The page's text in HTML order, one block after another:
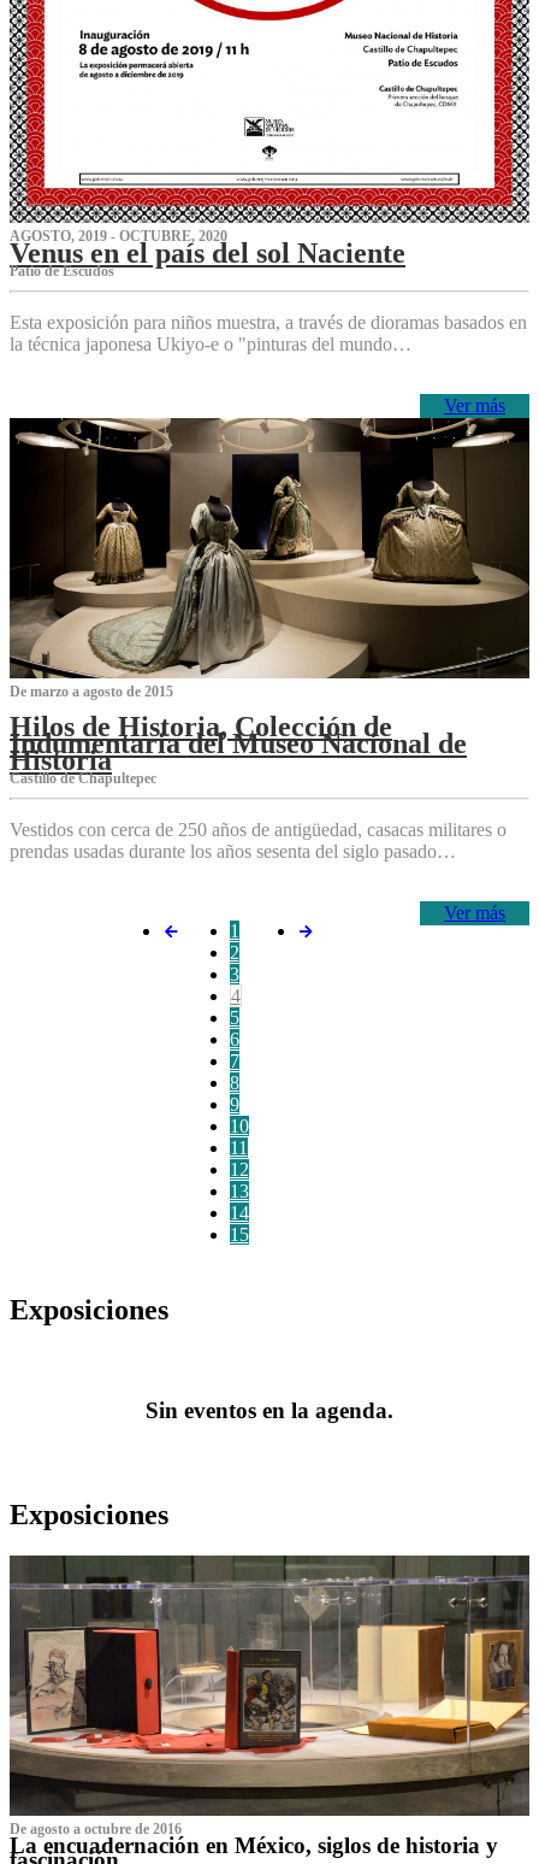
AGOSTO, 2019 - OCTUBRE, 2020
Venus en el país del sol Naciente
P‌atio de Escudos
Esta exposición para niños muestra, a través de dioramas basados en
la técnica japonesa Ukiyo-e o "pinturas del mundo…
Ver más
De marzo a agosto de 2015
Hilos de Historia, Colección de
Indumentaria del Museo Nacional de
Historia
Castillo de Chapultepec
Vestidos con cerca de 250 años de antigüedad, casacas militares o
prendas usadas durante los años sesenta del siglo pasado…
Ver más
1
2
3
4
5
6
7
8
9
10
11
12
13
14
15
Exposiciones
Sin eventos en la agenda.
Exposiciones
De agosto a octubre de 2016
La encuadernación en México, siglos de historia y